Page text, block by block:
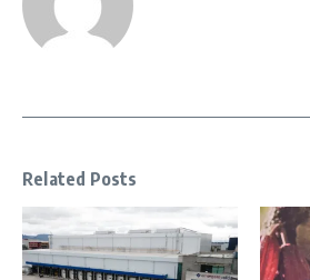
Related Posts